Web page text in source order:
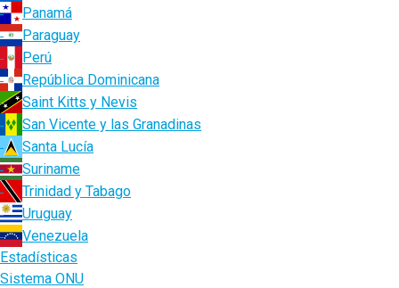
Panamá
Paraguay
Perú
República Dominicana
Saint Kitts y Nevis
San Vicente y las Granadinas
Santa Lucía
Suriname
Trinidad y Tabago
Uruguay
Venezuela
Estadísticas
Sistema ONU